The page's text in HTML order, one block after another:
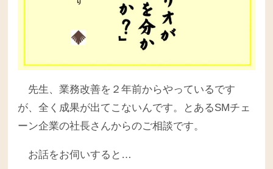
先生、業務改善を２年前からやっているです
が、全く成果が出てこないんです。とあるSMチェ
ーン企業の社長さんからのご相談です。
お話をお伺いすると…